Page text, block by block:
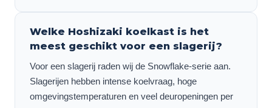
Welke Hoshizaki koelkast is het
meest geschikt voor een slagerij?
Voor een slagerij raden wij de Snowflake-serie aan.
Slagerijen hebben intense koelvraag, hoge
omgevingstemperaturen en veel deuropeningen per